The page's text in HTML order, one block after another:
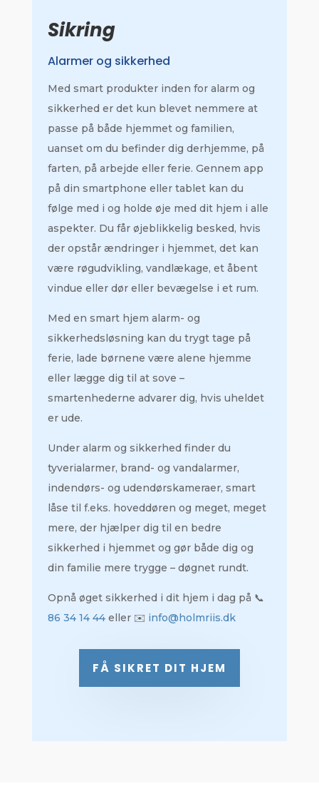
Sikring
Alarmer og sikkerhed
Med smart produkter inden for alarm og
sikkerhed er det kun blevet nemmere at
passe på både hjemmet og familien,
uanset om du befinder dig derhjemme, på
farten, på arbejde eller ferie. Gennem app
på din smartphone eller tablet kan du
følge med i og holde øje med dit hjem i alle
aspekter. Du får øjeblikkelig besked, hvis
der opstår ændringer i hjemmet, det kan
være røgudvikling, vandlækage, et åbent
vindue eller dør eller bevægelse i et rum.
Med en smart hjem alarm- og
sikkerhedsløsning kan du trygt tage på
ferie, lade børnene være alene hjemme
eller lægge dig til at sove –
smartenhederne advarer dig, hvis uheldet
er ude.
Under alarm og sikkerhed finder du
tyverialarmer, brand- og vandalarmer,
indendørs- og udendørskameraer, smart
låse til f.eks. hoveddøren og meget, meget
mere, der hjælper dig til en bedre
sikkerhed i hjemmet og gør både dig og
din familie mere trygge – døgnet rundt.
Opnå øget sikkerhed i dit hjem i dag på 📞
86 34 14 44 ​ eller ✉️ info@holmriis.dk
FÅ SIKRET DIT HJEM